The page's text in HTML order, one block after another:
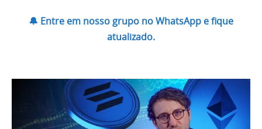
🔔 Entre em nosso grupo no WhatsApp e fique
atualizado.